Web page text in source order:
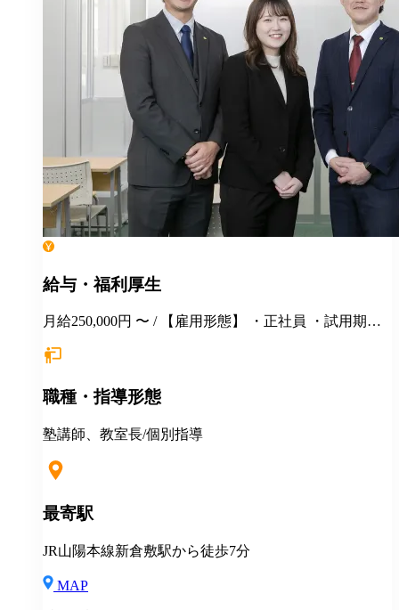
給与・福利厚生
月給250,000円 〜 / 【雇用形態】 ・正社員 ・試用期間6
経験・年齢等を考慮し、決定いたします。面接時にぜ
400万円（賞与、各種手当込み） ※上記は固定残業代
は、給与規定に基づき計算。 ※固定残業代は残業がな
室長の給与平均：月給33.1万円（2025年実績） ◆賞与
災・健康・厚生年金） ◆社宅制度 （規定あり） ◆交
通費全額支給（規定あり） ◆社内表彰制度 ◆退職金制
度 ◆再雇用制度 ◆産前産後休暇 ◆育児・介護休業制
◆保養施設利用可 など
職種・指導形態
塾講師、教室長/個別指導
最寄駅
JR山陽本線新倉敷駅から徒歩7分
MAP